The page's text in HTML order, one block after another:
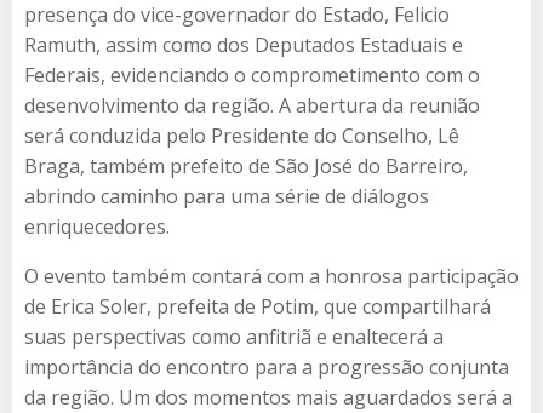
presença do vice-governador do Estado, Felicio
Ramuth, assim como dos Deputados Estaduais e
Federais, evidenciando o comprometimento com o
desenvolvimento da região. A abertura da reunião
será conduzida pelo Presidente do Conselho, Lê
Braga, também prefeito de São José do Barreiro,
abrindo caminho para uma série de diálogos
enriquecedores.
O evento também contará com a honrosa participação
de Erica Soler, prefeita de Potim, que compartilhará
suas perspectivas como anfitriã e enaltecerá a
importância do encontro para a progressão conjunta
da região. Um dos momentos mais aguardados será a